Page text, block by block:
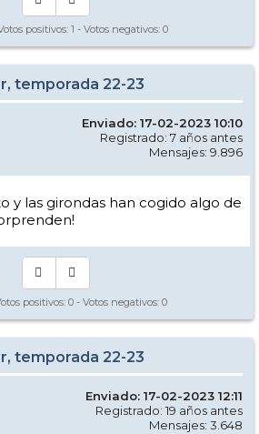
positivos: 1 - Votos negativos: 0
temporada 22-23
Enviado: 17-02-2023 10:10
Registrado: 7 años antes
Mensajes: 9.896
y las girondas han cogido algo de
positivos: 0 - Votos negativos: 0
temporada 22-23
Enviado: 17-02-2023 12:11
Registrado: 19 años antes
Mensajes: 3.648